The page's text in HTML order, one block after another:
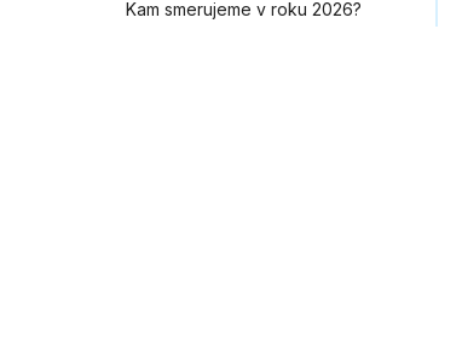
Kam smerujeme v roku 2026?